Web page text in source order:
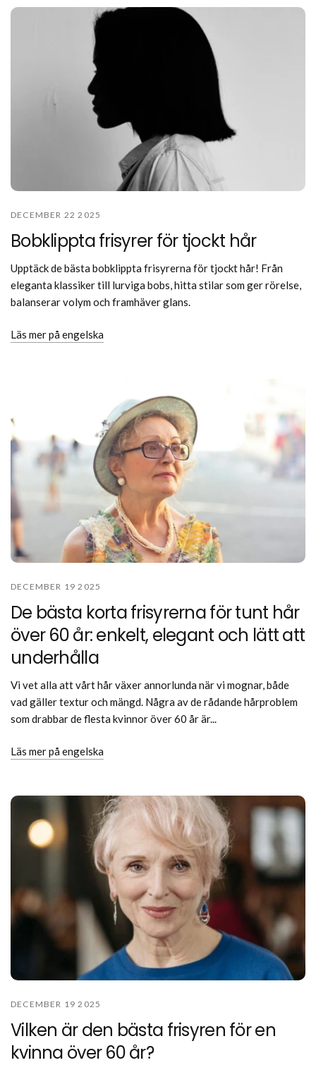
DECEMBER 22 2025
Bobklippta frisyrer för tjockt hår
Upptäck de bästa bobklippta frisyrerna för tjockt hår! Från
eleganta klassiker till lurviga bobs, hitta stilar som ger rörelse,
balanserar volym och framhäver glans.
Läs mer på engelska
DECEMBER 19 2025
De bästa korta frisyrerna för tunt hår
över 60 år: enkelt, elegant och lätt att
underhålla
Vi vet alla att vårt hår växer annorlunda när vi mognar, både
vad gäller textur och mängd. Några av de rådande hårproblem
som drabbar de flesta kvinnor över 60 år är...
Läs mer på engelska
DECEMBER 19 2025
Vilken är den bästa frisyren för en
kvinna över 60 år?